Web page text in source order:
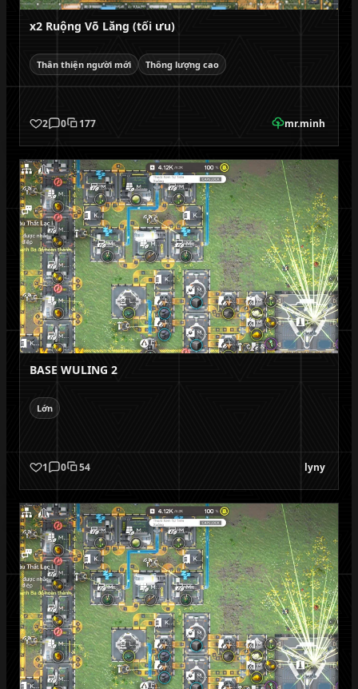
x2 Ruộng Võ Lăng (tối ưu)
Thân thiện người mới Thông lượng cao
2 0 177 mr.minh
BASE WULING 2
Lớn
1 0 54 lyny